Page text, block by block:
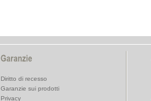
Diritto di recesso
Garanzie sui prodotti
Privacy